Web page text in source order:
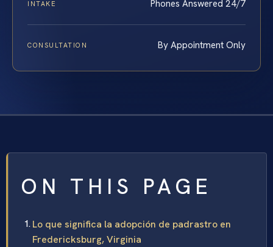
INTAKE Phones Answered 24/7
CONSULTATION By Appointment Only
ON THIS PAGE
Lo que significa la adopción de padrastro en
Fredericksburg, Virginia